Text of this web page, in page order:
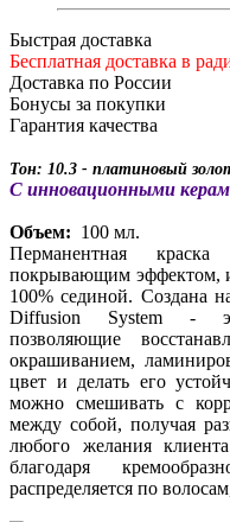
Быстрая доставка
Бесплатная доставка в
Доставка по России
Бонусы за покупки
Гарантия качества
Тон: 10.3 - платиновый
С инновационными
Объем: 100 мл.
Перманентная
покрывающим эффектом,
100% сединой. Создана
Diffusion System -
позволяющие
окрашиванием,
цвет и делать его
можно смешивать с
между собой, получая
любого желания
благодаря
распределяется по